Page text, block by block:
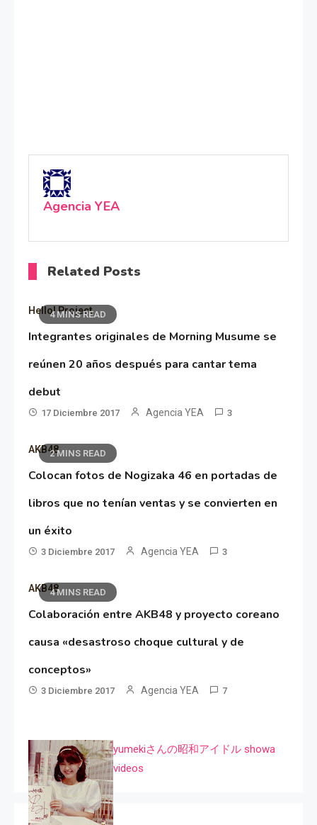
Agencia YEA
Related Posts
4 MINS READ
Hello! Project
Integrantes originales de Morning Musume se
reúnen 20 años después para cantar tema
debut
17 Diciembre 2017 Agencia YEA 3
2 MINS READ
AKB48
Colocan fotos de Nogizaka 46 en portadas de
libros que no tenían ventas y se convierten en
un éxito
3 Diciembre 2017 Agencia YEA 3
4 MINS READ
AKB48
Colaboración entre AKB48 y proyecto coreano
causa «desastroso choque cultural y de
conceptos»
3 Diciembre 2017 Agencia YEA 7
yumekiさんの昭和アイドル showa
videos